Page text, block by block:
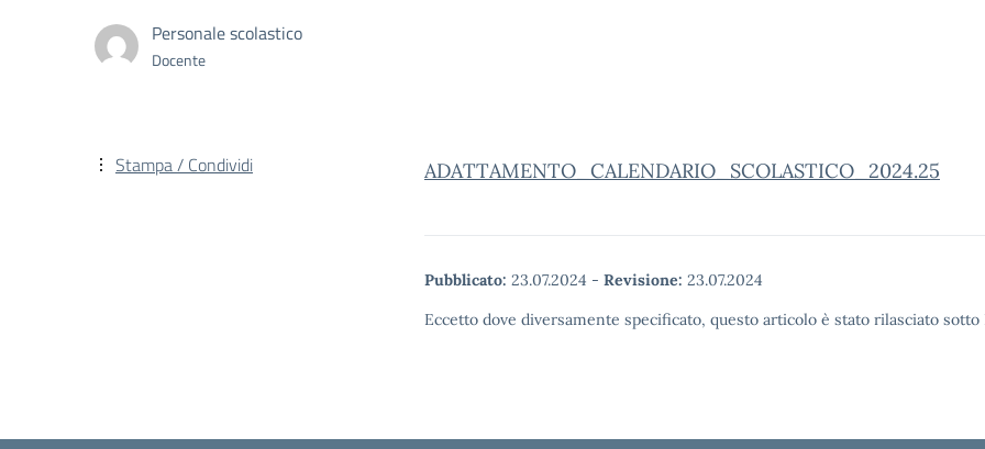
Personale scolastico
Docente
ADATTAMENTO_CALENDARIO_SCOLASTICO_2024.25
Pubblicato: 23.07.2024 - Revisione: 23.07.2024
Eccetto dove diversamente specificato, questo articolo è stato rilasciato
Stampa / Condividi